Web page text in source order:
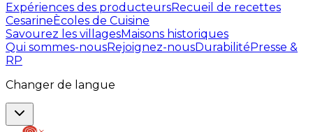
Expériences des producteursRecueil de recettes
CesarineÈcoles de Cuisine
Savourez les villagesMaisons historiques
Qui sommes-nousRejoignez-nousDurabilitéPresse &
RP
Changer de langue